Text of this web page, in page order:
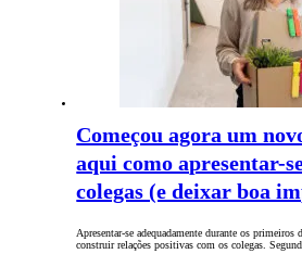
Começou agora um
aqui como apresentar-
colegas (e deixar boa
Apresentar-se adequadamente durante os
construir relações positivas ​​com os colegas.